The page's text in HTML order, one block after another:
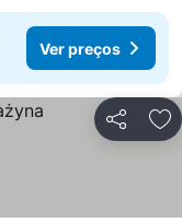
Ver preços
Partilhar